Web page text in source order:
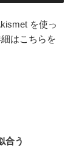
を使っ
はこちらを
合う